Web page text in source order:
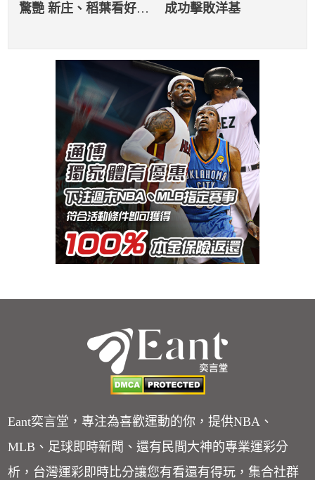
驚艷 新庄、稻葉看好未
成功擊敗洋基
Eant奕言堂，專注為喜歡運動的你，提供NBA、
MLB、足球即時新聞、還有民間大神的專業運彩分
析，台灣運彩即時比分讓您有看還有得玩，集合社群